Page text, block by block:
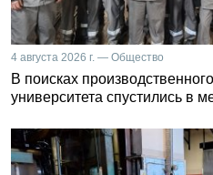
4 августа 2026 г. — Общество
В поисках
университета спустились в